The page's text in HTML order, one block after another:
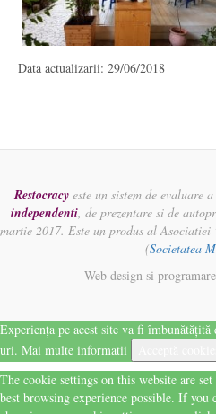
Data actualizarii: 29/06/2018
Restocracy este un sistem de evaluare
independenti, de prezentare si de
martie 2017. Este un produs al Asociatiei
(Societatea
Web design si
Experiența pe acest site va fi
uri. Mai multe informatii
The cookie settings on this website are
best browsing experience possible. If